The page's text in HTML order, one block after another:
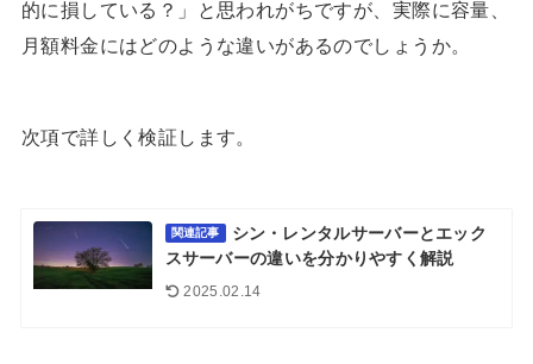
的に損している？」と思われがちですが、実際に容量、
月額料金にはどのような違いがあるのでしょうか。
次項で詳しく検証します。
関連記事
シン・レンタルサーバーとエック
スサーバーの違いを分かりやすく解説
2025.02.14